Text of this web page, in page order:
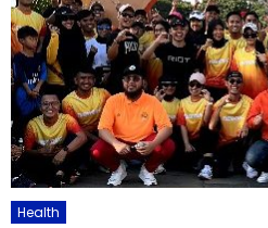
Health